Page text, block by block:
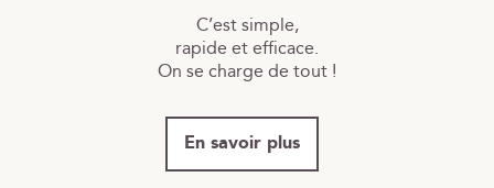
C’est simple,
rapide et efficace.
On se charge de tout !
En savoir plus